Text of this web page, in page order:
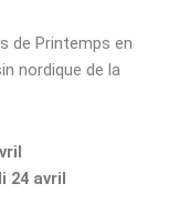
de Printemps en
nordique de la
24 avril